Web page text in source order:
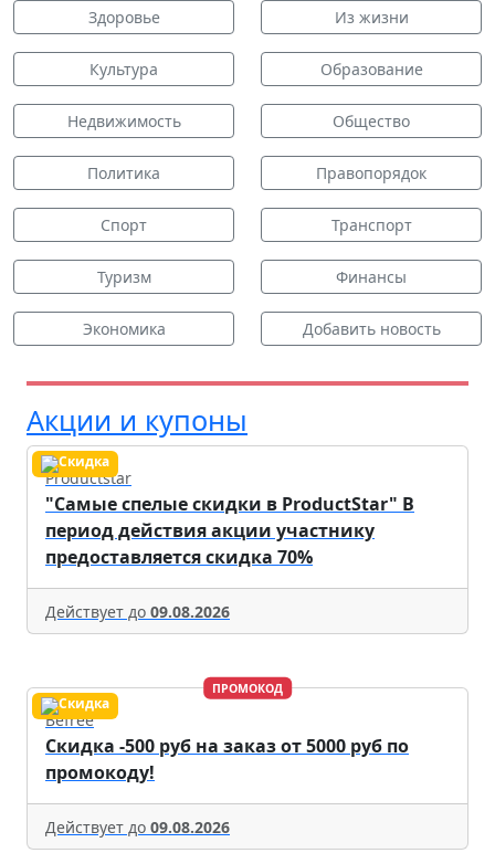
Здоровье Из жизни
Культура Образование
Недвижимость Общество
Политика Правопорядок
Спорт Транспорт
Туризм Финансы
Экономика Добавить новость
Акции и купоны
Productstar
"Самые спелые скидки в ProductStar" В
период действия акции участнику
предоставляется скидка 70%
Действует до 09.08.2026
ПРОМОКОД
Befree
Скидка -500 руб на заказ от 5000 руб по
промокоду!
Действует до 09.08.2026